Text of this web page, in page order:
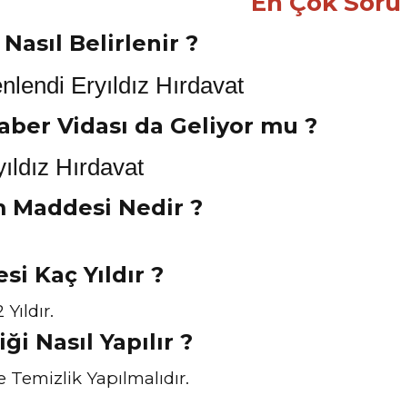
Belirlenir ?
Vidası da Geliyor mu ?
Maddesi Nedir ?
Kaç Yıldır ?
Nasıl Yapılır ?
Yapılmalıdır.